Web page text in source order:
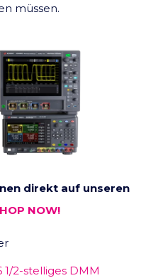
müssen.
direkt auf unseren
NOW!
1/2-stelliges DMM